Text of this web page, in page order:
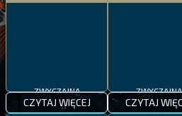
ZWYCZAJNA
CZYTAJ WIĘCEJ
ZWYCZAJNA
CZYTAJ